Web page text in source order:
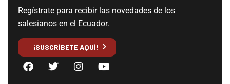
Regístrate para recibir las novedades de los
salesianos en el Ecuador.
¡SUSCRÍBETE AQUÍ!